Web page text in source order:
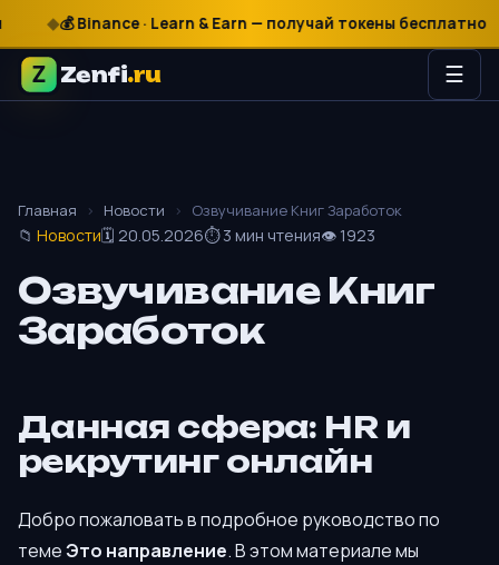
₽
$
€
💰 Binance · Learn & Earn — получай токены бесплатно
Zenfi.ru ☰
Главная › Новости › Озвучивание Книг Заработок
📁 Новости🗓 20.05.2026⏱ 3 мин чтения👁 1923
Озвучивание Книг
Заработок
Данная сфера: HR и
рекрутинг онлайн
Добро пожаловать в подробное руководство по
темеЭто направление. В этом материале мы